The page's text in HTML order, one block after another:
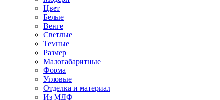
Цвет
Белые
Венге
Светлые
Темные
Размер
Малогабаритные
Форма
Угловые
Отделка и материал
Из МДФ